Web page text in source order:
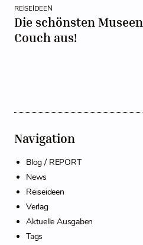
REISEIDEEN
Die schönsten
Couch aus!
Navigation
Blog / REPORT
News
Reiseideen
Verlag
Aktuelle Ausgaben
Tags